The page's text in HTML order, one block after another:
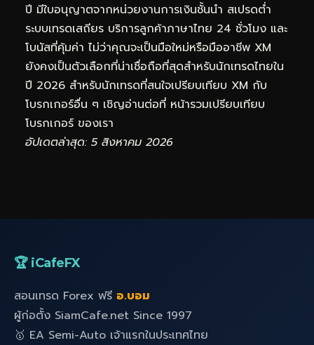
ปี มีใบอนุญาตจากหน่วยงานการเงินชั้นนำ สเปรดต่ำ
ระบบเทรดเสถียร บริการลูกค้าภาษาไทย 24 ชั่วโมง และ
โบนัสที่คุ้มค่า ไม่ว่าคุณจะเป็นมือใหม่หรือมืออาชีพ XM
ยังคงเป็นตัวเลือกที่น่าเชื่อถือที่สุดสำหรับนักเทรดไทยใน
ปี 2026 สำหรับนักเทรดที่สนใจเปรียบเทียบ XM กับ
โบรกเกอร์อื่น ๆ เชิญอ่านต่อที่ หน้ารวมเปรียบเทียบ
โบรกเกอร์ ของเรา
อัปเดตล่าสุด: 5 สิงหาคม 2026
🏆 iCafeFX
สอนเทรด Forex ฟรี อ.บอม
ผู้ก่อตั้ง SiamCafe.net Since 1997
🥇 EA Semi-Auto เจ้าแรกในประเทศไทย